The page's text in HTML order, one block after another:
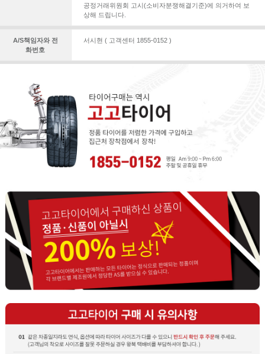
공정거래위원회 고시(소비자분쟁해결기준)에 의거하여 보
상해 드립니다.
A/S책임자와 전
화번호
서시현 ( 고객센터 1855-0152 )